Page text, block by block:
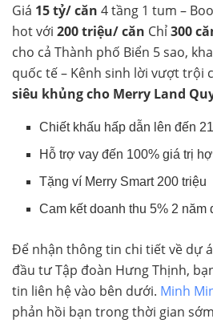
Giá 15 tỷ/ căn 4 tầng 1 tum –
hot với 200 triệu/ căn Chỉ300
cho cả Thành phố Biển 5 sao,
quốc tế – Kênh sinh lời vượt trội
siêu khủng cho Merry Land
Chiết khấu hấp dẫn lên đến
Hỗ trợ vay đến 100% giá trị
Tặng ví Merry Smart 200 triệu
Cam kết doanh thu 5% 2 năm
Để nhận thông tin chi tiết về dự
đầu tư Tập đoàn Hưng Thịnh,
tin liên hệ vào bên dưới. Minh
phản hồi bạn trong thời gian